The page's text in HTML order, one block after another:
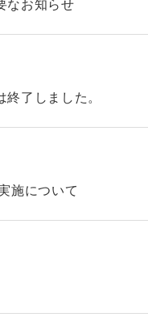
なお知らせ
了しました。
施について